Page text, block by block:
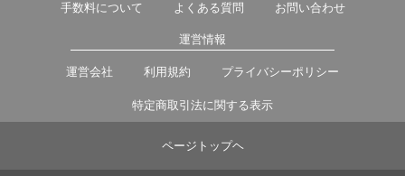
手数料について よくある質問 お問い合わせ
運営情報
運営会社 利用規約 プライバシーポリシー
特定商取引法に関する表示
ページトップヘ